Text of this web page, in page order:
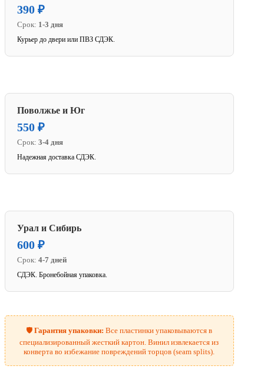
390 ₽
Срок: 1-3 дня
Курьер до двери или ПВЗ СДЭК.
Поволжье и Юг
550 ₽
Срок: 3-4 дня
Надежная доставка СДЭК.
Урал и Сибирь
600 ₽
Срок: 4-7 дней
СДЭК. Бронебойная упаковка.
🛡️Гарантия упаковки: Все пластинки упаковываются в
специализированный жесткий картон. Винил извлекается из
конверта во избежание повреждений торцов (seam splits).